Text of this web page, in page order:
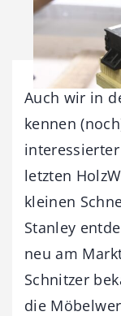
Auch wir in
kennen
letzten
kleinen
Stanley
neu am
Schnitzer
die